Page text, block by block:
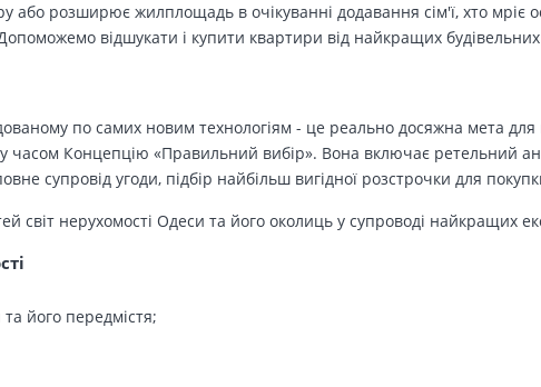
розширює жилплощадь в очікуванні додавання сім'ї, хто мріє
відшукати і купити квартири від найкращих
по самих новим технологіям - це реально досяжна мета для
Концепцію «Правильний вибір». Вона включає ретельний
супровід угоди, підбір найбільш вигідної розстрочки для
нерухомості Одеси та його околиць у супроводі найкращих
його передмістя;